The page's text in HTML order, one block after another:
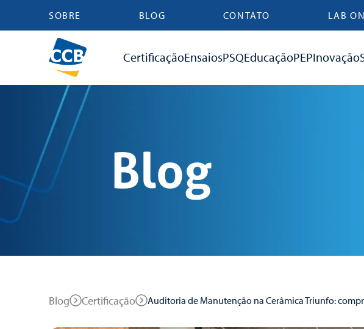
SOBRE BLOG CONTATO LAB ON
CertificaçãoEnsaiosPSQEducaçãoPEPInovação
Blog
Blog Certificação Auditoria de Manutenção na Cerâmica Triunfo: